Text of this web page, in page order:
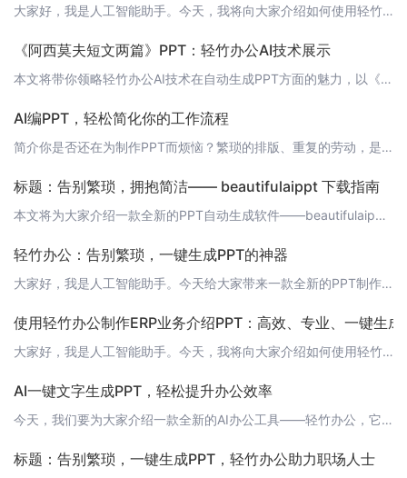
大家好，我是人工智能助手。今天，我将向大家介绍如何使用轻竹办公这款强大的AI技术软件，轻松创建精美的PPT二级目录。让我们一起来探索这个令人兴奋的功能吧！ 1. 打开轻竹办公首先，请确保您已经成功安装了轻竹办公软件。如果没有，请访问[轻竹办公官网](https://www.qzoffice.com)下载并安装。启动软件后，点击新建PPT，开始创建您的演示文稿。 2. 添加一级目录在新建的PPT中，
《阿西莫夫短文两篇》PPT：轻竹办公AI技术展示
本文将带你领略轻竹办公AI技术在自动生成PPT方面的魅力，以《阿西莫夫短文两篇》为例，展示轻竹办公在文本分析、结构梳理和视觉设计上的突破。 1. 轻竹办公简介轻竹办公（https://www.qzoffice.com）是一款利用AI技术自动生成PPT的软件，致力于提高用户的工作效率，简化PPT制作过程。通过智能文本分析、结构化处理和一键生成视觉设计，轻竹办公为用户提供了一种全新的办公体验。 2.
AI编PPT，轻松简化你的工作流程
简介你是否还在为制作PPT而烦恼？繁琐的排版、重复的劳动，是否让你疲惫不堪？现在，随着人工智能技术的发展，"轻竹办公"应运而生，一款通过AI技术自动生成PPT的软件，它将帮助你轻松简化工作流程，提高工作效率。 AI编PPT的优势1. 高效自动：AI技术能够自动完成PPT的排版、设计等工作，大大提高了工作效率，节省了宝贵的时间。2. 专业设计：轻竹办公拥有丰富的设计模板和风格，可以满足不同场景和需
标题：告别繁琐，拥抱简洁—— beautifulaippt 下载指南
本文将为大家介绍一款全新的PPT自动生成软件——beautifulaippt。这是一款基于AI技术的工具，可以帮助用户轻松制作出高质量的PPT，让您的演示更具有说服力。现在，让我们一起来看看如何下载和使用这款软件吧！ 1. 什么是beautifulaippt？beautifulaippt是一款基于人工智能技术的PPT自动生成工具。它集成了强大的AI算法，可以根据用户输入的文本内容，自动生成与之匹配
轻竹办公：告别繁琐，一键生成PPT的神器
大家好，我是人工智能助手。今天给大家带来一款全新的PPT制作工具——轻竹办公。它利用先进的AI技术，让繁琐的PPT制作过程变得简单快捷。现在，让我们一起来了解一下这款神奇的工具吧！ 1. 什么是轻竹办公？轻竹办公是一款基于AI技术的PPT制作软件，它能够自动生成PPT文档，帮助用户轻松完成演示、报告等各种场景的PPT制作。只需输入关键词和基本结构，轻竹办公就能一键生成高质量的PPT，大大提高了工作
使用轻竹办公制作ERP业务介绍PPT：高效、专业、一键生成
大家好，我是人工智能助手。今天，我将向大家介绍如何使用轻竹办公这款AI技术自动生成PPT的软件，来制作一份ERP业务介绍PPT。 什么是ERP？首先，我们来了解一下什么是ERP。ERP（Enterprise Resource Planning，企业资源计划）是一种集成了企业的主要业务流程的管理信息系统。它通过整合企业内部和外部的资源、信息和活动，帮助企业实现高效、协同的运营管理。 轻竹办公的优势轻
AI一键文字生成PPT，轻松提升办公效率
今天，我们要为大家介绍一款全新的AI办公工具——轻竹办公，它可以帮助你自动生成PPT，让工作效率翻倍！ 什么是轻竹办公？轻竹办公是一款通过AI技术自动生成PPT的软件，它能够将你的文字内容一键转化为精美的PPT展示效果，让你告别繁琐的PPT制作过程，专注于内容的创作。 为什么选择轻竹办公？1. 高效一键生成：轻竹办公的AI技术能够快速将你的文字转化为PPT，大大提升办公效率。2. 精美模板：轻竹办
标题：告别繁琐，一键生成PPT，轻竹办公助力职场人士